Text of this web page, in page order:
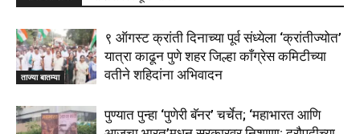
ताज्या बातम्या
९ ऑगस्ट क्रांती दिनाच्या पूर्व संध्येला ‘क्रांतीज्योत’
यात्रा काढून पुणे शहर जिल्हा काँग्रेस कमिटीच्या
वतीने शहिदांना अभिवादन
पुण्यात पुन्हा ‘पुणेरी बॅनर’ चर्चेत; ‘महाभारत आणि